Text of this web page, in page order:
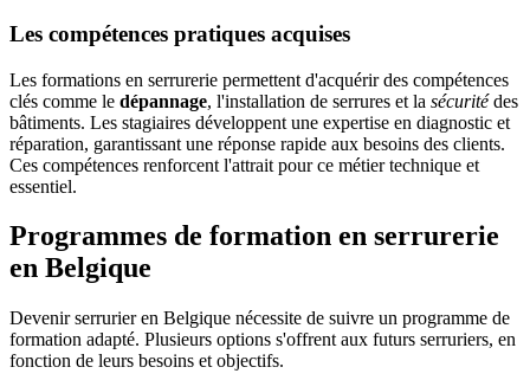
Les compétences pratiques acquises
Les formations en serrurerie permettent d'acquérir des compétences
clés comme le dépannage, l'installation de serrures et la sécuritédes
bâtiments. Les stagiaires développent une expertise en diagnostic et
réparation, garantissant une réponse rapide aux besoins des clients.
Ces compétences renforcent l'attrait pour ce métier technique et
essentiel.
Programmes de formation en serrurerie
en Belgique
Devenir serrurier en Belgique nécessite de suivre un programme de
formation adapté. Plusieurs options s'offrent aux futurs serruriers, en
fonction de leurs besoins et objectifs.